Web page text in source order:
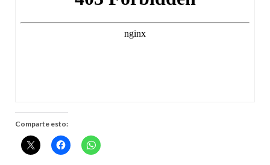
Comparte esto: